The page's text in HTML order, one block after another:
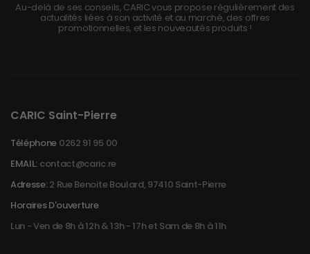
Au-delà de ses conseils, CARIC vous propose régulièrement des
actualités liées à son activité et au marché, des offres
promotionnelles, et les nouveautés produits !
CARIC Saint-Pierre
Téléphone 0262 91 95 00
EMAIL: contact@caric.re
Adresse:2 Rue Benoite Boulard, 97410 Saint-Pierre
Horaires D'ouverture
Lun - Ven de 8h à 12h & 13h - 17h et Sam de 8h à 11h